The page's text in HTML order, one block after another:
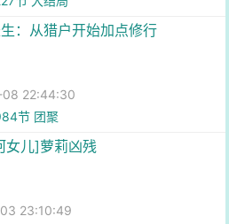
：从猎户开始加点修行
08 22:44:30
节 团聚
女儿]萝莉凶残
23:10:49